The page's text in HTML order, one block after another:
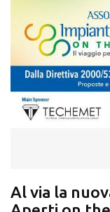
Al via la